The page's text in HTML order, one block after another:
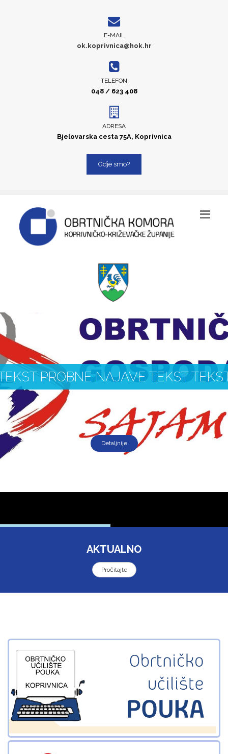
E-MAIL
ok.koprivnica@hok.hr
TELEFON
048 / 623 408
ADRESA
Bjelovarska cesta 75A, Koprivnica
Gdje smo?
PROBNE NAJAVE TEKST
Detaljnije
AKTUALNO
Pročitajte